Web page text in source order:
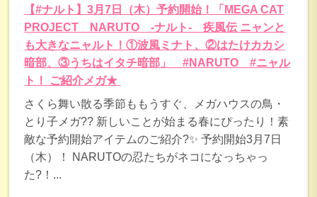
【#ナルト】3月7日（木）予約開始！「MEGA CAT
PROJECT NARUTO -ナルト- 疾風伝 ニャンと
も大きなニャルト！①波風ミナト、②はたけカカシ
暗部、③うちはイタチ暗部」 #NARUTO #ニャル
ト！ ご紹介メガ★
さくら舞い散る季節ももうすぐ、メガハウスの鳥・
とり子メガ?? 新しいことが始まる春にぴったり！素
敵な予約開始アイテムのご紹介?✨ 予約開始3月7日
（木）！ NARUTOの忍たちがネコになっちゃっ
た?！...